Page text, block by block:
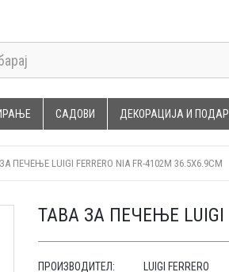
САДОВИ ДЕКОРАЦИЈА И
ПЕЧЕЊЕ LUIGI FERRERO NIA FR-4102M 36.5X6.9CM
ТАВА ЗА ПЕЧЕЊЕ LUIGI
ПРОИЗВОДИТЕЛ:
LUIGI FERRERO